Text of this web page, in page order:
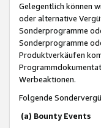
Gelegentlich können
oder alternative
Sonderprogramme
Sonderprogramme
Produktverkäufen
Werbeaktionen.
Folgende
(a) Bounty Events